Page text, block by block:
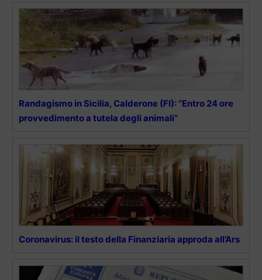
Randagismo in Sicilia, Calderone (FI): “Entro 24 ore
provvedimento a tutela degli animali”
Coronavirus: il testo della Finanziaria approda all’Ars